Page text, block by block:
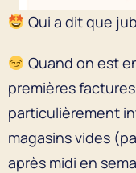
Qui a dit que
Quand on est
premières
particulièrement
magasins vides
après midi en